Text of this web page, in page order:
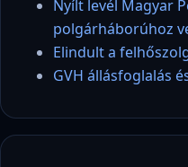
Nyílt levél Magyar
polgárháborúhoz
Elindult a
GVH állásfoglalás